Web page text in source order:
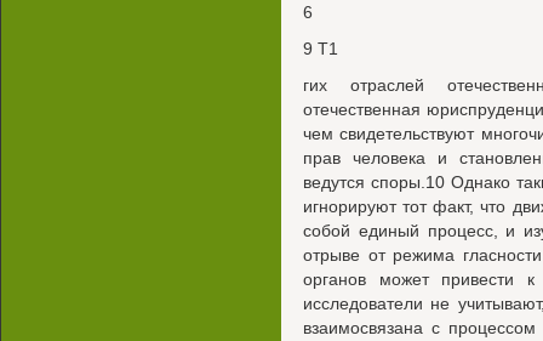
6
9 Т1
гих отраслей
отечественная
чем свидетельствуют
прав человека и
ведутся споры.10 Однако
игнорируют тот факт, что
собой единый процесс, и
отрыве от режима
органов может привести
исследователи не
взаимосвязана с процессом